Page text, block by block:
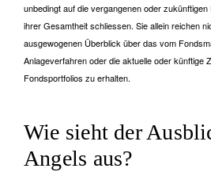
unbedingt auf die vergangenen oder
ihrer Gesamtheit schliessen. Sie allein reichen
ausgewogenen Überblick über das vom
Anlageverfahren oder die aktuelle oder künftige
Fondsportfolios zu erhalten.
Wie sieht der
Angels aus?